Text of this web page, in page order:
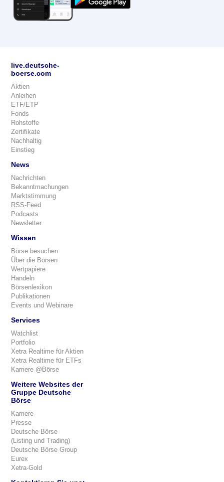
live.deutsche-
boerse.com
Aktien
Anleihen
ETF/ETP
Fonds
Rohstoffe
Zertifikate
Nachhaltig
Einstieg
News
Nachrichten
Bekanntmachungen
Marktstimmung
RSS-Feed
Podcasts
Newsletter
Wissen
Börse besuchen
Über die Börsen
Wertpapiere
Handeln
Börsenlexikon
Publikationen
Events und Webinare
Services
Watchlist
Portfolio
Xetra Realtime für Aktien
Xetra Realtime für ETFs
Karriere @Börse
Weitere Websites der
Gruppe Deutsche
Börse
Karriere
Presse
Deutsche Börse
(Listing und Trading)
Deutsche Börse Group
Eurex
Xetra-Gold